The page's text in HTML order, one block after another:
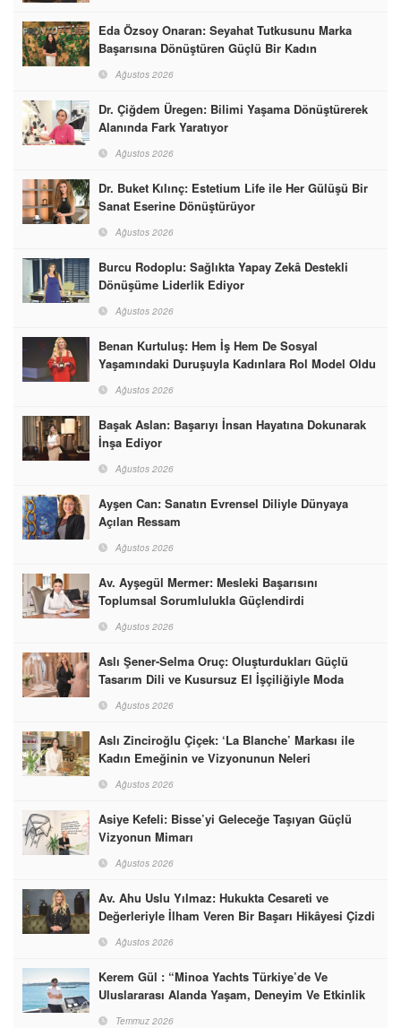
Eda Özsoy Onaran: Seyahat Tutkusunu Marka
Başarısına Dönüştüren Güçlü Bir Kadın
Ağustos 2026
Dr. Çiğdem Üregen: Bilimi Yaşama Dönüştürerek
Alanında Fark Yaratıyor
Ağustos 2026
Dr. Buket Kılınç: Estetium Life ile Her Gülüşü Bir
Sanat Eserine Dönüştürüyor
Ağustos 2026
Burcu Rodoplu: Sağlıkta Yapay Zekâ Destekli
Dönüşüme Liderlik Ediyor
Ağustos 2026
Benan Kurtuluş: Hem İş Hem De Sosyal
Yaşamındaki Duruşuyla Kadınlara Rol Model Oldu
Ağustos 2026
Başak Aslan: Başarıyı İnsan Hayatına Dokunarak
İnşa Ediyor
Ağustos 2026
Ayşen Can: Sanatın Evrensel Diliyle Dünyaya
Açılan Ressam
Ağustos 2026
Av. Ayşegül Mermer: Mesleki Başarısını
Toplumsal Sorumlulukla Güçlendirdi
Ağustos 2026
Aslı Şener-Selma Oruç: Oluşturdukları Güçlü
Tasarım Dili ve Kusursuz El İşçiliğiyle Moda
Dünyasına İmzalarını Attılar
Ağustos 2026
Aslı Zinciroğlu Çiçek: ‘La Blanche’ Markası ile
Kadın Emeğinin ve Vizyonunun Neleri
Başarabileceğinin En Güzel Örneğini Sunuyor
Ağustos 2026
Asiye Kefeli: Bisse’yi Geleceğe Taşıyan Güçlü
Vizyonun Mimarı
Ağustos 2026
Av. Ahu Uslu Yılmaz: Hukukta Cesareti ve
Değerleriyle İlham Veren Bir Başarı Hikâyesi Çizdi
Ağustos 2026
Kerem Gül : “Minoa Yachts Türkiye’de Ve
Uluslararası Alanda Yaşam, Deneyim Ve Etkinlik
Markası Olacak”
Temmuz 2026